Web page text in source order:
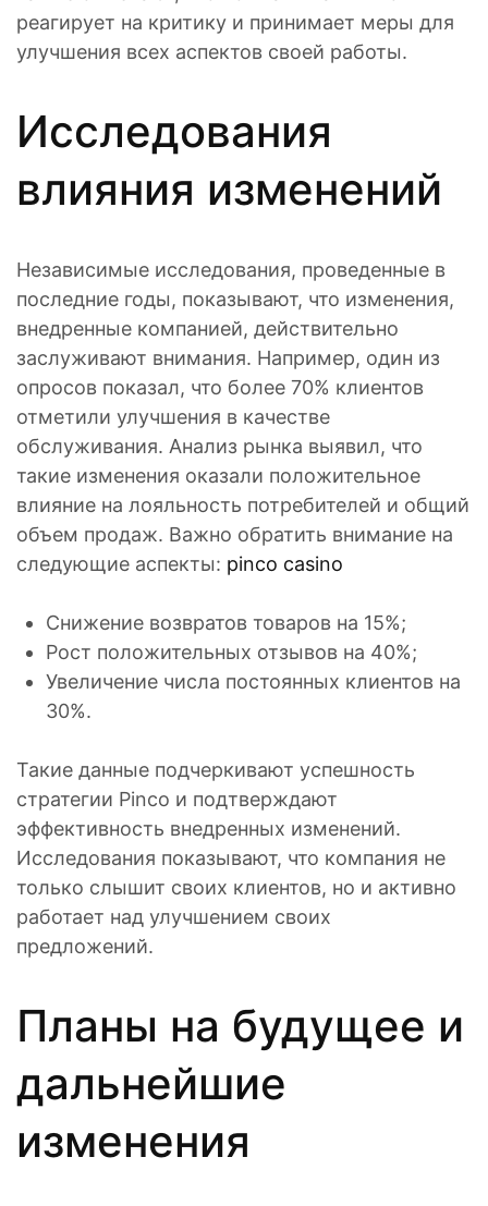
реагирует на критику и принимает меры для
улучшения всех аспектов своей работы.
Исследования
влияния изменений
Независимые исследования, проведенные в
последние годы, показывают, что изменения,
внедренные компанией, действительно
заслуживают внимания. Например, один из
опросов показал, что более 70% клиентов
отметили улучшения в качестве
обслуживания. Анализ рынка выявил, что
такие изменения оказали положительное
влияние на лояльность потребителей и общий
объем продаж. Важно обратить внимание на
следующие аспекты: pinco casino
Снижение возвратов товаров на 15%;
Рост положительных отзывов на 40%;
Увеличение числа постоянных клиентов на
30%.
Такие данные подчеркивают успешность
стратегии Pinco и подтверждают
эффективность внедренных изменений.
Исследования показывают, что компания не
только слышит своих клиентов, но и активно
работает над улучшением своих
предложений.
Планы на будущее и
дальнейшие
изменения